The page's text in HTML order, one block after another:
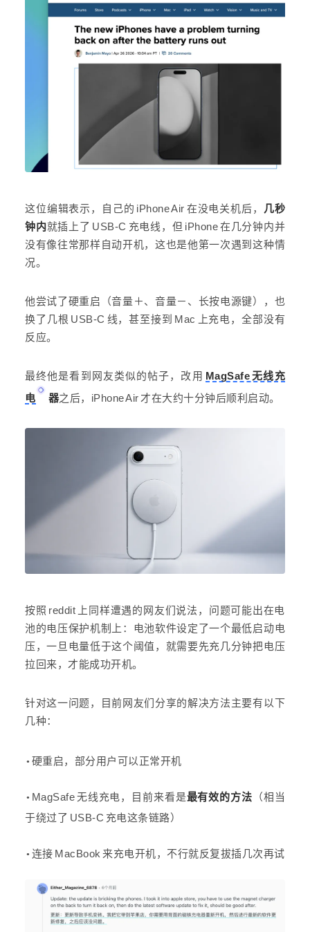
这位编辑表示，自己的 iPhone Air 在没电关机后，
几秒
钟内就插上了 USB-C 充电线，但 iPhone 在几分钟内并
没有像往常那样自动开机，这也是他第一次遇到这种情
况。
他尝试了硬重启（音量＋、音量－、长按电源键），也
换了几根 USB-C 线，甚至接到 Mac 上充电，全部没有
反应。
最终他是看到网友类似的帖子，改用 MagSafe 无线充
电
器之后，iPhone Air 才在大约十分钟后顺利启动。
按照 reddit 上同样遭遇的网友们说法，问题可能出在电
池的电压保护机制上：电池软件设定了一个最低启动电
压，一旦电量低于这个阈值，就需要先充几分钟把电压
拉回来，才能成功开机。
针对这一问题，目前网友们分享的解决方法主要有以下
几种：
硬重启，部分用户可以正常开机
MagSafe 无线充电，目前来看是最有效的方法 （相当
于绕过了 USB-C 充电这条链路）
连接 MacBook 来充电开机，不行就反复拔插几次再试